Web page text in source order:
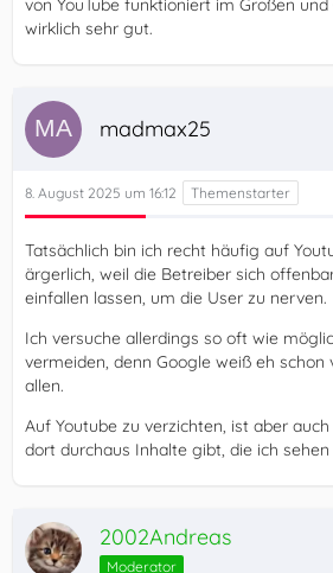
wirklich sehr gut.
madmax25
8. August 2025 um 16:12
Tatsächlich bin ich recht häufig auf
ärgerlich, weil die Betreiber sich
einfallen lassen, um die User zu nerven.
Ich versuche allerdings so oft wie
vermeiden, denn Google weiß eh schon
allen.
Auf Youtube zu verzichten, ist aber
dort durchaus Inhalte gibt, die ich sehen
2002Andreas
Moderator